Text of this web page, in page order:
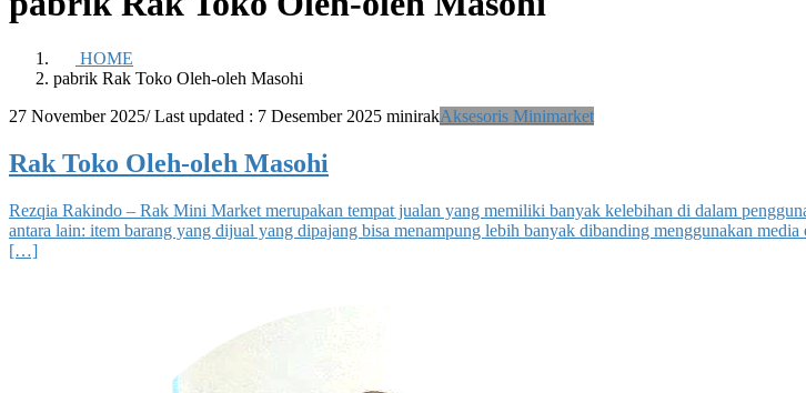
HOME
pabrik Rak Toko Oleh-oleh Masohi
27 November 2025/ Last updated : 7 Desember 2025 minirakAksesoris Minimarket
Rak Toko Oleh-oleh Masohi
Rezqia Rakindo – Rak Mini Market merupakan tempat jualan yang memiliki banyak kelebihan di dalam
antara lain: item barang yang dijual yang dipajang bisa menampung lebih banyak dibanding menggunakan
[…]